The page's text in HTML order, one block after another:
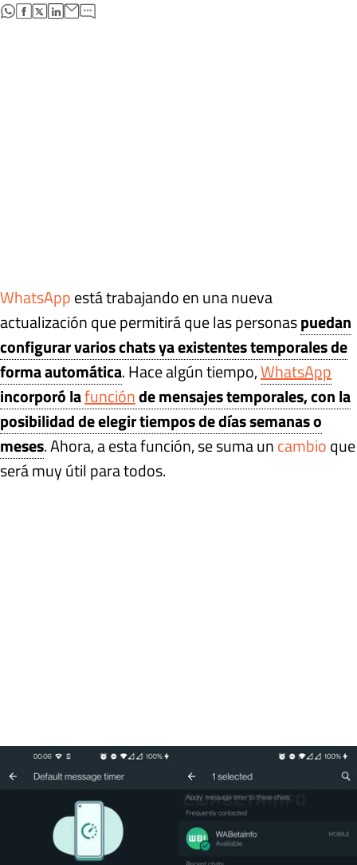
abre en nueva pestaña
abre en nueva pestaña
abre en nueva pestaña
abre en nueva pestaña
WhatsAppestá trabajando en una nueva
actualización que permitirá que las personaspuedan
configurar varios chats ya existentes temporales de
forma automática. Hace algún tiempo,WhatsApp
incorporó lafunciónde mensajes temporales, con la
posibilidad de elegir tiempos de días semanas o
meses. Ahora, a esta función, se suma uncambioque
será muy útil para todos.